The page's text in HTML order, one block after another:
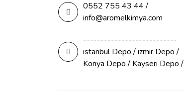
0552 755 43 44 /
info@aromelkimya.com
---------------------------
istanbul Depo / izmir Depo /
Konya Depo / Kayseri Depo /